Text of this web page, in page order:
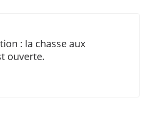
: la chasse aux
ouverte.